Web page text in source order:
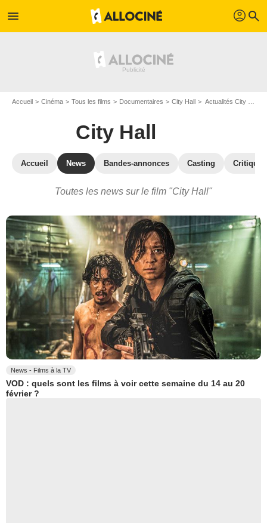
menu profil search
Accueil Cinéma Tous les films Documentaires City Hall Actualités City Hall
City Hall
Accueil News Bandes-annonces Casting
Toutes les news sur le film "City Hall"
News - Films à la TV
VOD : quels sont les films à voir cette semaine du 14 au 20
février ?